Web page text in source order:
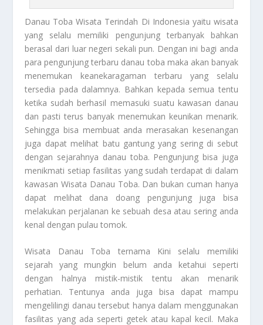
Danau Toba Wisata Terindah Di Indonesia yaitu wisata
yang selalu memiliki pengunjung terbanyak bahkan
berasal dari luar negeri sekali pun. Dengan ini bagi anda
para pengunjung terbaru danau toba maka akan banyak
menemukan keanekaragaman terbaru yang selalu
tersedia pada dalamnya. Bahkan kepada semua tentu
ketika sudah berhasil memasuki suatu kawasan danau
dan pasti terus banyak menemukan keunikan menarik.
Sehingga bisa membuat anda merasakan kesenangan
juga dapat melihat batu gantung yang sering di sebut
dengan sejarahnya danau toba. Pengunjung bisa juga
menikmati setiap fasilitas yang sudah terdapat di dalam
kawasanWisata Danau Toba. Dan bukan cuman hanya
dapat melihat dana doang pengunjung juga bisa
melakukan perjalanan ke sebuah desa atau sering anda
kenal dengan pulau tomok.
Wisata Danau Toba ternama Kini selalu memiliki
sejarah yang mungkin belum anda ketahui seperti
dengan halnya mistik-mistik tentu akan menarik
perhatian. Tentunya anda juga bisa dapat mampu
mengelilingi danau tersebut hanya dalam menggunakan
fasilitas yang ada seperti getek atau kapal kecil. Maka